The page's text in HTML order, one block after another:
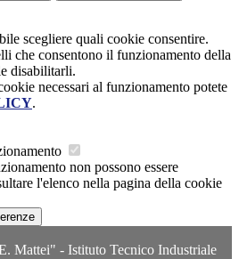
scegliere quali cookie consentire.
che consentono il funzionamento della
disabilitarli.
necessari al funzionamento potete
.
non possono essere
l'elenco nella pagina della cookie
Mattei" - Istituto Tecnico Industriale